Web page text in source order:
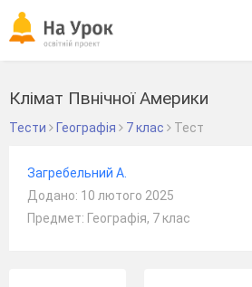
Клімат Пвнічної Америки
Тести Географія 7 клас Тест
Загребельний А.
Додано: 10 лютого 2025
Предмет: Географія, 7 клас